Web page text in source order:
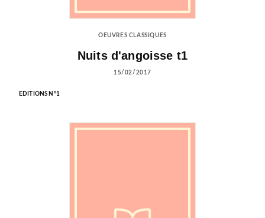
OEUVRES CLASSIQUES
Nuits d'angoisse t1
15/02/2017
EDITIONS N°1